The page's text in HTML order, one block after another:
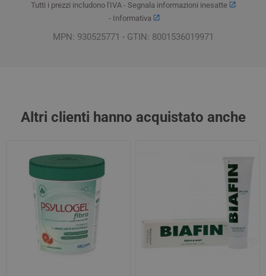
Tutti i prezzi includono l'IVA - Segnala informazioni inesatte
- Informativa
MPN: 930525771 - GTIN: 8001536019971
Altri clienti hanno acquistato anche